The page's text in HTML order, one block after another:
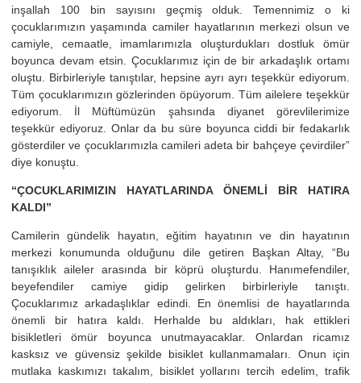
inşallah 100 bin sayısını geçmiş olduk. Temennimiz o ki
çocuklarımızın yaşamında camiler hayatlarının merkezi olsun ve
camiyle, cemaatle, imamlarımızla oluşturdukları dostluk ömür
boyunca devam etsin. Çocuklarımız için de bir arkadaşlık ortamı
oluştu. Birbirleriyle tanıştılar, hepsine ayrı ayrı teşekkür ediyorum.
Tüm çocuklarımızın gözlerinden öpüyorum. Tüm ailelere teşekkür
ediyorum. İl Müftümüzün şahsında diyanet görevlilerimize
teşekkür ediyoruz. Onlar da bu süre boyunca ciddi bir fedakarlık
gösterdiler ve çocuklarımızla camileri adeta bir bahçeye çevirdiler”
diye konuştu.
“ÇOCUKLARIMIZIN HAYATLARINDA ÖNEMLİ BİR HATIRA
KALDI”
Camilerin gündelik hayatın, eğitim hayatının ve din hayatının
merkezi konumunda olduğunu dile getiren Başkan Altay, “Bu
tanışıklık aileler arasında bir köprü oluşturdu. Hanımefendiler,
beyefendiler camiye gidip gelirken birbirleriyle tanıştı.
Çocuklarımız arkadaşlıklar edindi. En önemlisi de hayatlarında
önemli bir hatıra kaldı. Herhalde bu aldıkları, hak ettikleri
bisikletleri ömür boyunca unutmayacaklar. Onlardan ricamız
kasksız ve güvensiz şekilde bisiklet kullanmamaları. Onun için
mutlaka kaskımızı takalım, bisiklet yollarını tercih edelim, trafik